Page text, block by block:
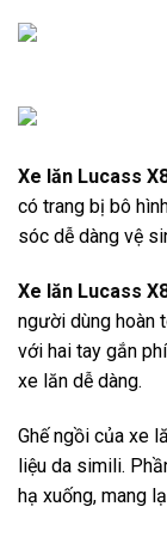
Xe lăn Lucass
có trang bị bô
sóc dễ dàng vệ
Xe lăn Lucass
người dùng hoàn
với hai tay gắn
xe lăn dễ dàng.
Ghế ngồi của xe
liệu da simili.
hạ xuống, mang